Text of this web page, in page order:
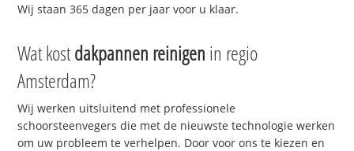
Wij staan 365 dagen per jaar voor u klaar.
Wat kostdakpannen reinigen in regio
Amsterdam?
Wij werken uitsluitend met professionele
schoorsteenvegers die met de nieuwste technologie werken
om uw probleem te verhelpen. Door voor ons te kiezen en